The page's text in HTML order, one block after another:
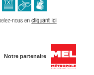
Notre partenaire